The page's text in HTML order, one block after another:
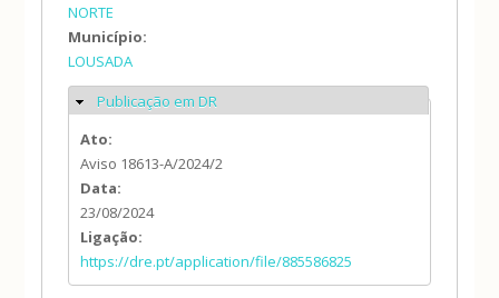
NORTE
Município:
LOUSADA
Ocultar
Publicação em DR
Ato:
Aviso 18613-A/2024/2
Data:
23/08/2024
Ligação:
https://dre.pt/application/file/885586825